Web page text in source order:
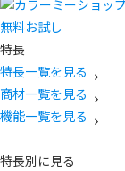
無料お試し
特長
特長一覧を見る
商材一覧を見る
機能一覧を見る
特長別に見る